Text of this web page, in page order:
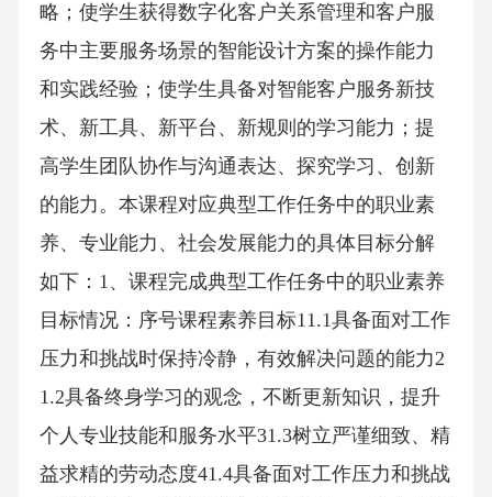
略；使学生获得数字化客户关系管理和客户服
务中主要服务场景的智能设计方案的操作能力
和实践经验；使学生具备对智能客户服务新技
术、新工具、新平台、新规则的学习能力；提
高学生团队协作与沟通表达、探究学习、创新
的能力。本课程对应典型工作任务中的职业素
养、专业能力、社会发展能力的具体目标分解
如下：1、课程完成典型工作任务中的职业素养
目标情况：序号课程素养目标11.1具备面对工作
压力和挑战时保持冷静，有效解决问题的能力2
1.2具备终身学习的观念，不断更新知识，提升
个人专业技能和服务水平31.3树立严谨细致、精
益求精的劳动态度41.4具备面对工作压力和挑战